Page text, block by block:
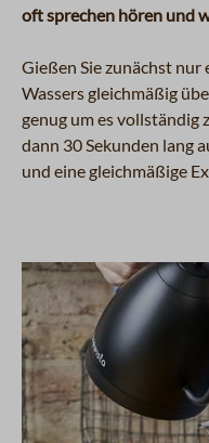
oft sprechen hören und
Gießen Sie zunächst nur
Wassers gleichmäßig
genug um es vollständig
dann 30 Sekunden lang
und eine gleichmäßige